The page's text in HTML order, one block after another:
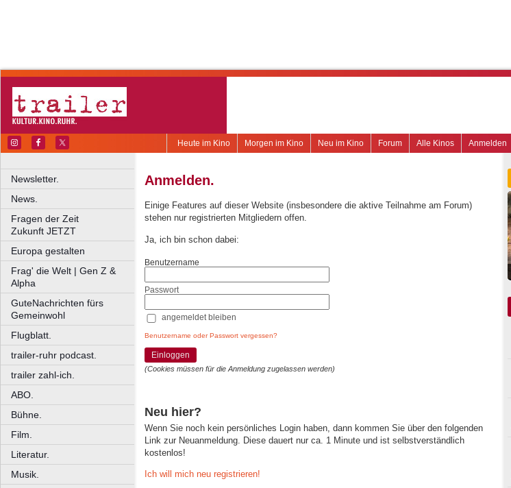
Anmelden
Alle Kinos
Forum
Neu im Kino
Morgen im Kino
Heute im Kino
Newsletter.
News.
Fragen der Zeit
Zukunft JETZT
Europa gestalten
Frag' die Welt | Gen Z &
Alpha
GuteNachrichten fürs
Gemeinwohl
Flugblatt.
trailer-ruhr podcast.
trailer zahl-ich.
ABO.
Bühne.
Film.
Literatur.
Musik.
Anmelden.
Einige Features auf dieser Website (insbesondere die aktive Teilnahme am Forum)
stehen nur registrierten Mitgliedern offen.
Ja, ich bin schon dabei:
Benutzername
Passwort
angemeldet bleiben
Benutzername oder Passwort vergessen?
Einloggen
(Cookies müssen für die Anmeldung zugelassen werden)
Neu hier?
Wenn Sie noch kein persönliches Login haben, dann kommen Sie über den folgenden
Link zur Neuanmeldung. Diese dauert nur ca. 1 Minute und ist selbstverständlich
kostenlos!
Ich will mich neu registrieren!